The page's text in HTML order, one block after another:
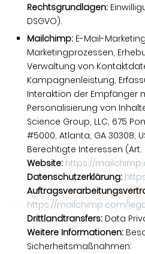
Rechtsgrundlagen:
DSGVO).
Mailchimp: E-Mail-
Marketingprozessen,
Verwaltung von
Kampagnenleistung,
Interaktion der Empfänger
Personalisierung von
Science Group, LLC, 675
#5000, Atlanta, GA 30308,
Berechtigte Interessen (Art.
Website: https://
Datenschutzerklärung:
https://mailchimp.com/
Drittlandtransfers: Data
Weitere Informationen:
Sicherheitsmaßnahmen: